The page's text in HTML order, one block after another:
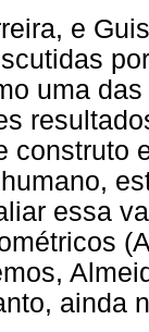
e
uma
construto
essa
ainda